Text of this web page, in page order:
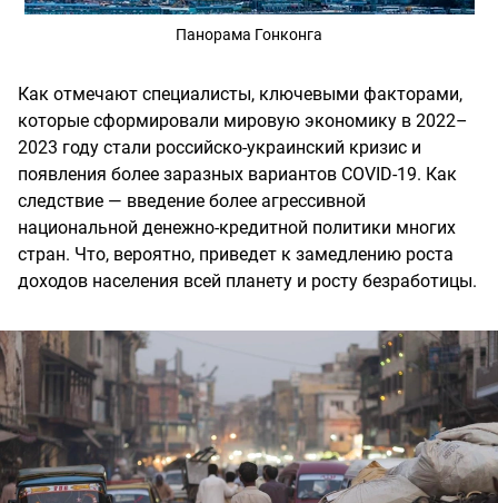
Панорама Гонконга
Как отмечают специалисты, ключевыми факторами,
которые сформировали мировую экономику в 2022–
2023 году стали российско-украинский кризис и
появления более заразных вариантов COVID-19. Как
следствие — введение более агрессивной
национальной денежно-кредитной политики многих
стран. Что, вероятно, приведет к замедлению роста
доходов населения всей планету и росту безработицы.